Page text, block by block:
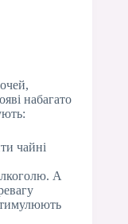
набагато
чайні
А